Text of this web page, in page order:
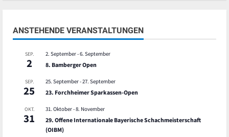
ANSTEHENDE VERANSTALTUNGEN
SEP.
2
2. September-6. September
8. Bamberger Open
SEP.
25
25. September-27. September
23. Forchheimer Sparkassen-Open
OKT.
31
31. Oktober-8. November
29. Offene Internationale Bayerische Schachmeisterschaft
(OIBM)